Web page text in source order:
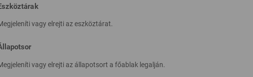
vagy elrejti az eszköztárat.
vagy elrejti az állapotsort a főablak legalján.